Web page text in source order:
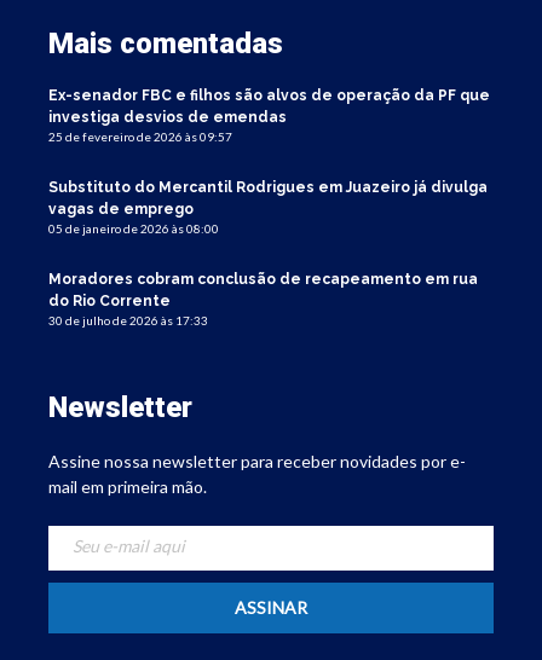
Mais comentadas
Ex-senador FBC e filhos são alvos de operação da PF que
investiga desvios de emendas
25 de fevereiro de 2026 às 09:57
Substituto do Mercantil Rodrigues em Juazeiro já divulga
vagas de emprego
05 de janeiro de 2026 às 08:00
Moradores cobram conclusão de recapeamento em rua
do Rio Corrente
30 de julho de 2026 às 17:33
Newsletter
Assine nossa newsletter para receber novidades por e-
mail em primeira mão.